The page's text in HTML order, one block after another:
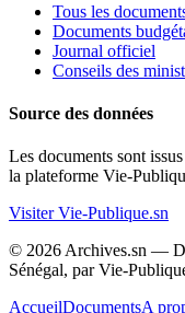
Tous les
Documents
Journal officiel
Conseils des
Source des données
Les documents sont
la plateforme Vie-
Visiter Vie-Publique.sn
© 2026 Archives.sn —
Sénégal, par Vie-
AccueilDocumentsA